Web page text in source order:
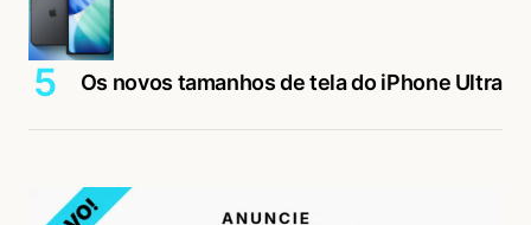
Os novos tamanhos de tela do iPhone Ultra